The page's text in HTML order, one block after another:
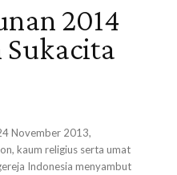
2014
November 2013,
kaum religius serta umat
Indonesia menyambut